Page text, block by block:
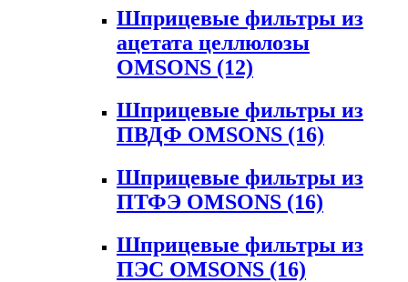
Шприцевые фильтры из
ацетата целлюлозы
OMSONS (12)
Шприцевые фильтры из
ПВДФ OMSONS (16)
Шприцевые фильтры из
ПТФЭ OMSONS (16)
Шприцевые фильтры из
ПЭС OMSONS (16)